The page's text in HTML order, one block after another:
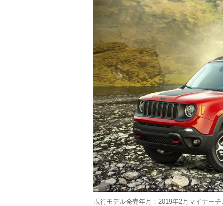
現行モデル発売年月：2019年2月マイナーチ